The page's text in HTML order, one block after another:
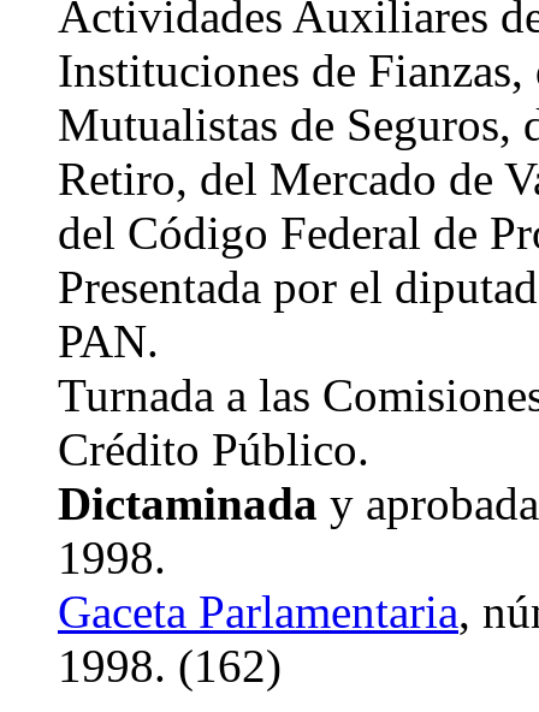
Actividades Auxiliares
Instituciones de
Mutualistas de Seguros,
Retiro, del Mercado de
del Código Federal de
Presentada por el
PAN.
Turnada a las
Crédito Público.
Dictaminada y
1998.
Gaceta Parlamentaria,
1998. (162)